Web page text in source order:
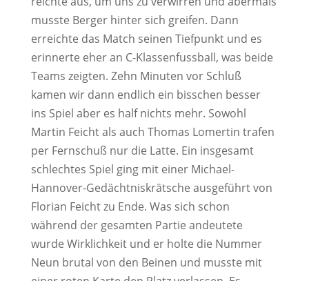
musste Berger hinter sich greifen. Dann
erreichte das Match seinen Tiefpunkt und es
erinnerte eher an C-Klassenfussball, was beide
Teams zeigten. Zehn Minuten vor Schluß
kamen wir dann endlich ein bisschen besser
ins Spiel aber es half nichts mehr. Sowohl
Martin Feicht als auch Thomas Lomertin trafen
per Fernschuß nur die Latte. Ein insgesamt
schlechtes Spiel ging mit einer Michael-
Hannover-Gedächtniskrätsche ausgeführt von
Florian Feicht zu Ende. Was sich schon
während der gesamten Partie andeutete
wurde Wirklichkeit und er holte die Nummer
Neun brutal von den Beinen und musste mit